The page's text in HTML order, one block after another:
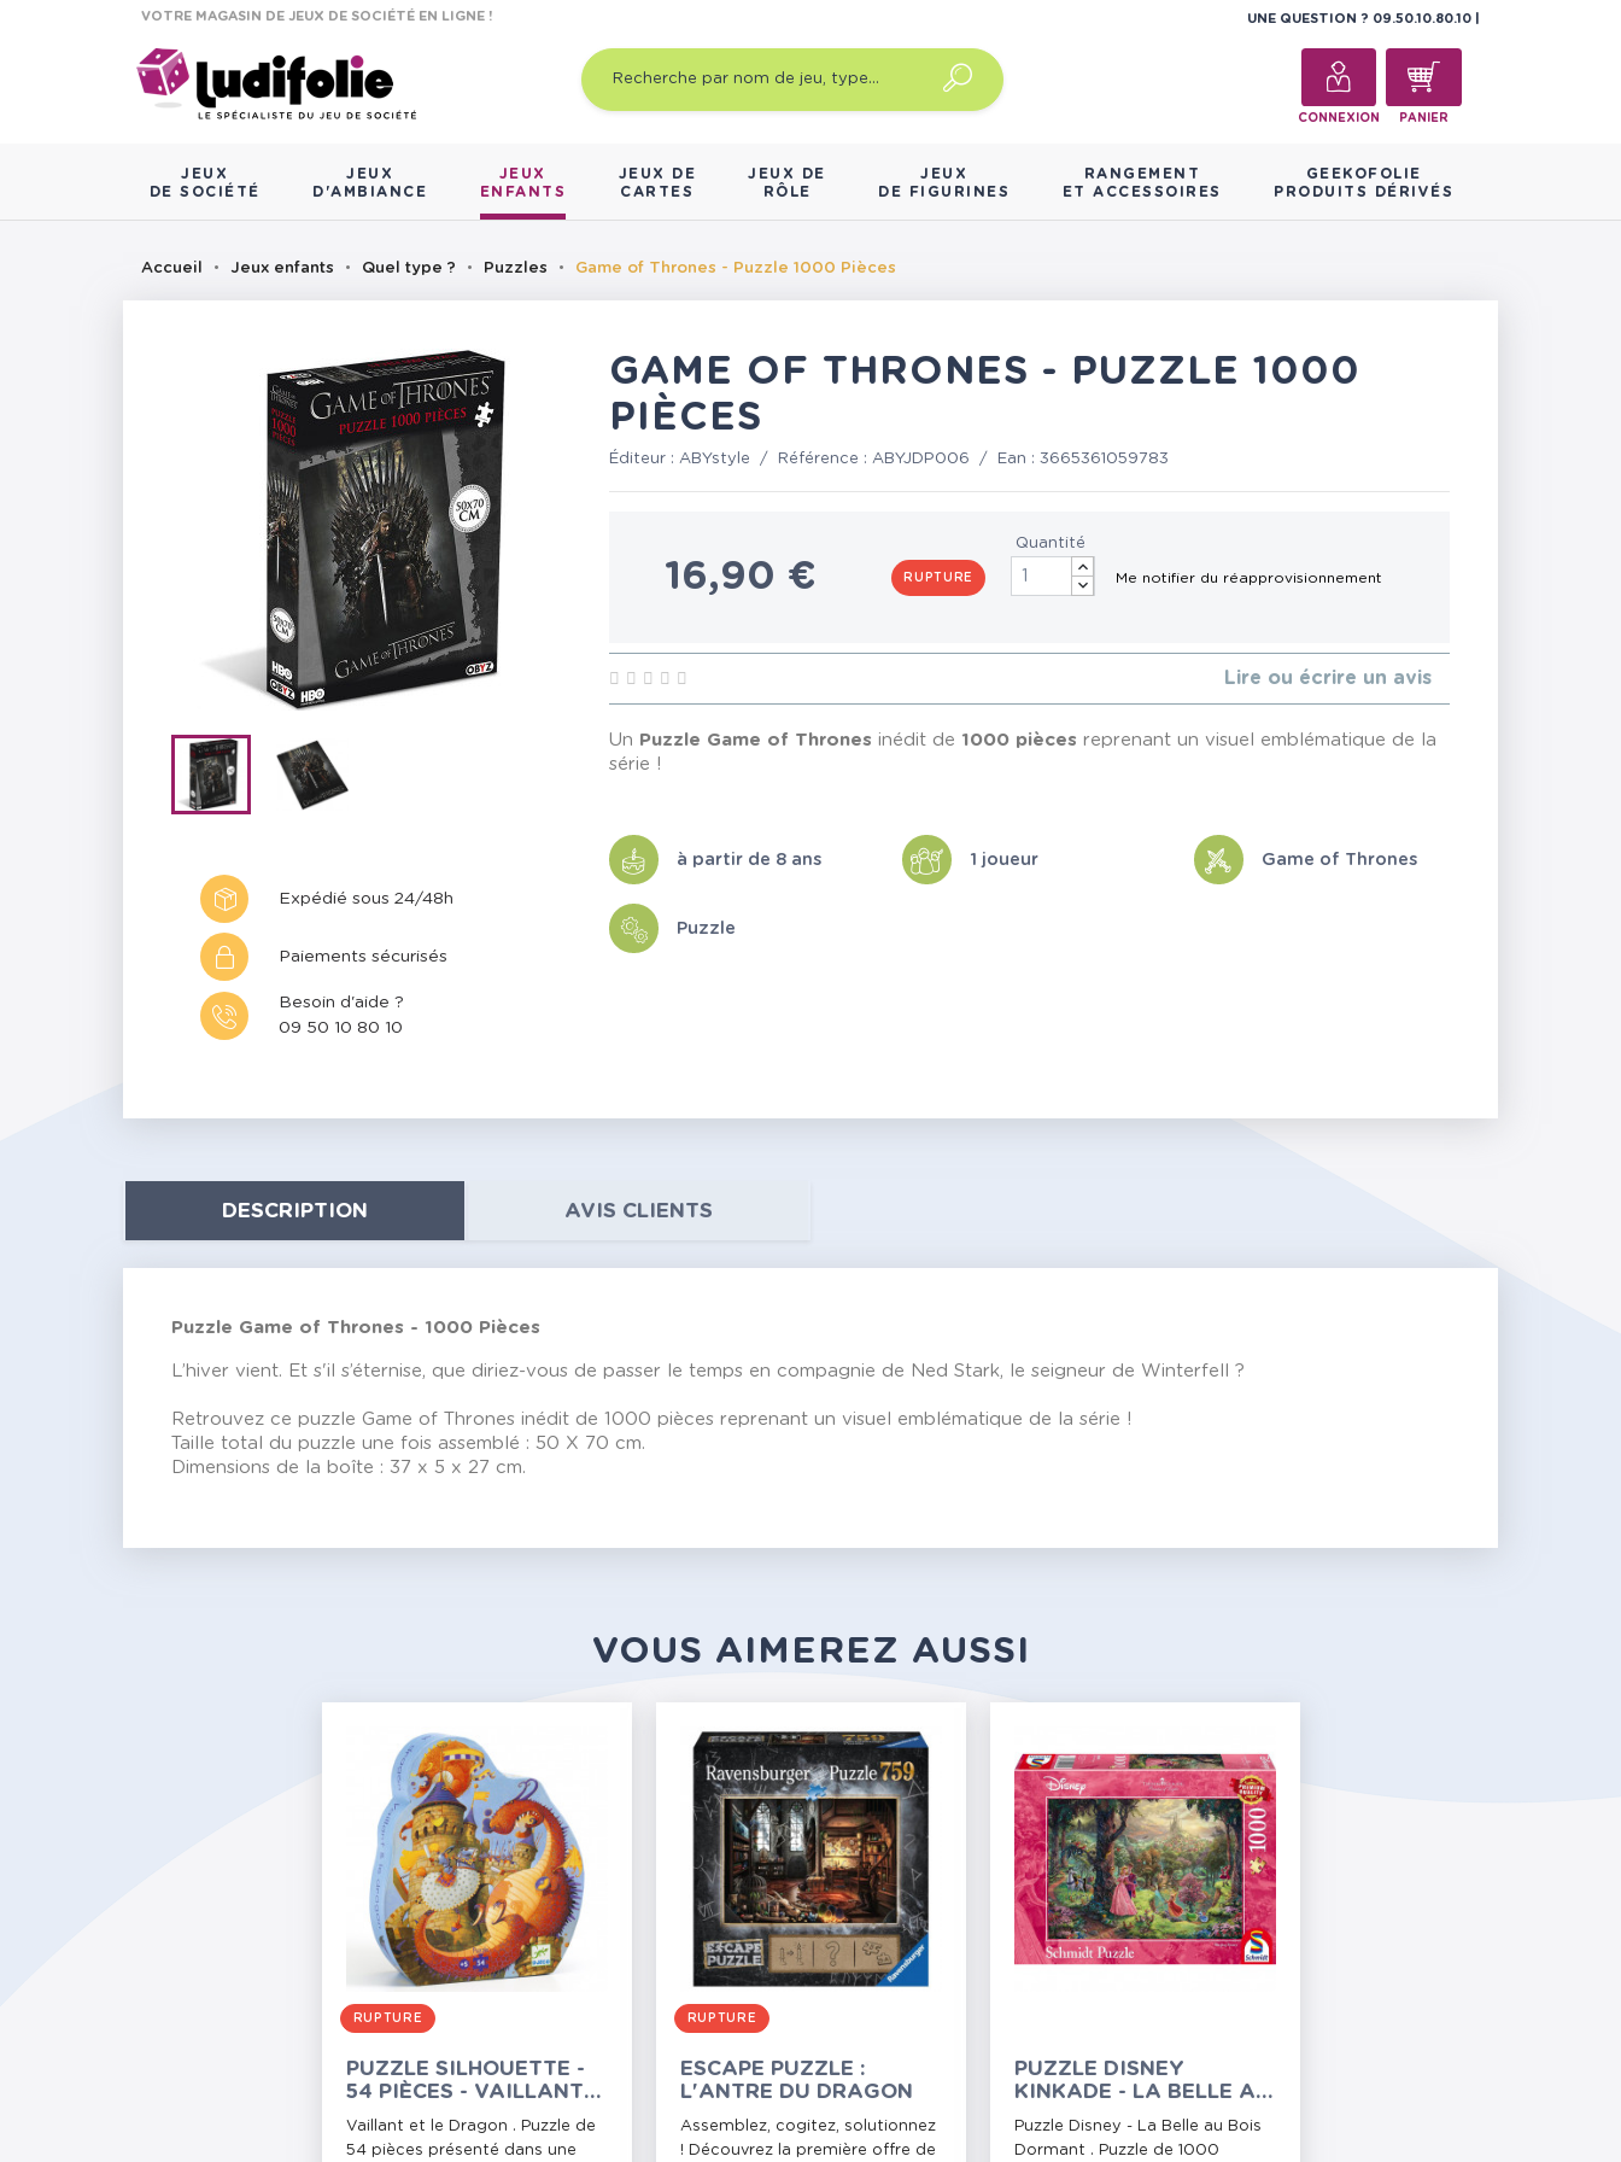
VOTRE MAGASIN DE JEUX DE SOCIÉTÉ EN LIGNE ! UNE QUESTION ? 09.50.10.80.10
CONNEXION PANIER
JEUX
DE SOCIÉTÉ
JEUX
D'AMBIANCE
JEUX
ENFANTS
JEUX DE
CARTES
JEUX DE
RÔLE
JEUX
DE FIGURINES
RANGEMENT
ET ACCESSOIRES
GEEKOFOLIE
PRODUITS DÉRIVÉS
Accueil Jeux enfants Quel type ? Puzzles Game of Thrones - Puzzle 1000 Pièces
Expédié sous 24/48h
Paiements sécurisés
Besoin d'aide ?
09 50 10 80 10
GAME OF THRONES - PUZZLE 1000
PIÈCES
Éditeur :ABYstyle / Référence :ABYJDP006 / Ean :3665361059783
16,90 € RUPTURE
Quantité
Lire ou écrire un avis
Un Puzzle Game of Thrones inédit de 1000 pièces reprenant un visuel emblématique de la
série !
à partir de 8 ans 1 joueur Game of Thrones
Puzzle
DESCRIPTION AVIS CLIENTS
Puzzle Game of Thrones - 1000 Pièces
L’hiver vient. Et s'il s’éternise, que diriez-vous de passer le temps en compagnie de Ned Stark, le seigneur de Winterfell ?
Retrouvez ce puzzle Game of Thrones inédit de 1000 pièces reprenant un visuel emblématique de la série !
Taille total du puzzle une fois assemblé : 50 X 70 cm.
Dimensions de la boîte : 37 x 5 x 27 cm.
VOUS AIMEREZ AUSSI
RUPTURE
PUZZLE SILHOUETTE -
54 PIÈCES - VAILLANT
ET LE DRAGON
Vaillant et le Dragon . Puzzle de
54 pièces présenté dans une
RUPTURE
ESCAPE PUZZLE :
L'ANTRE DU DRAGON
Assemblez, cogitez, solutionnez
! Découvrez la première offre de
PUZZLE DISNEY
KINKADE - LA BELLE AU
BOIS DORMANT - 1000
PIÈCES
Puzzle Disney - La Belle au Bois
Dormant . Puzzle de 1000